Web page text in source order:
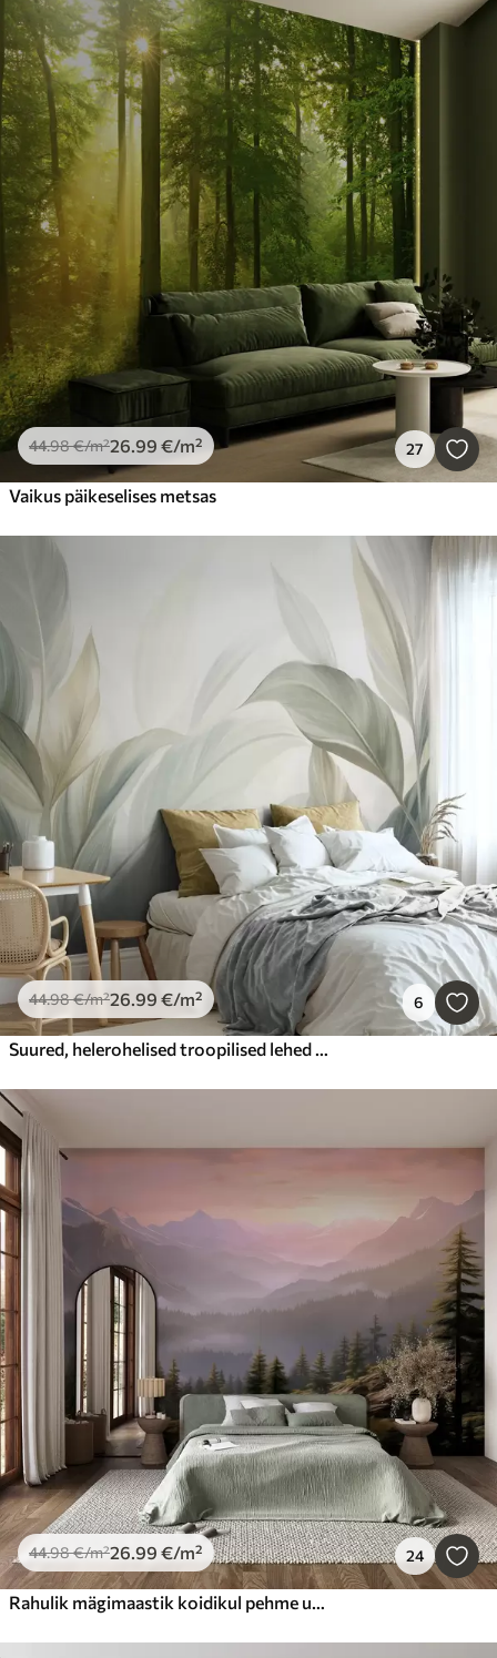
44.98€/m²26 .99 €/m² 27
Vaikus päikeselises metsas
44.98€/m²26 .99 €/m² 6
44.98€/m²26 .99 €/m² 24